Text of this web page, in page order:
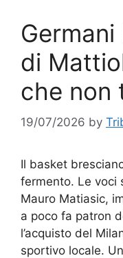
Germani
di
che non
19/07/2026 by
Il basket
fermento. Le voci
Mauro Matiasic,
a poco fa patron
l’acquisto del
sportivo locale.